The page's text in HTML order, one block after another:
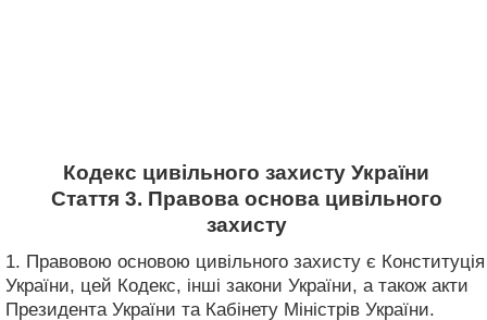
Кодекс цивільного захисту України
Стаття 3. Правова основа цивільного
захисту
1. Правовою основою цивільного захисту є Конституція
України, цей Кодекс, інші закони України, а також акти
Президента України та Кабінету Міністрів України.